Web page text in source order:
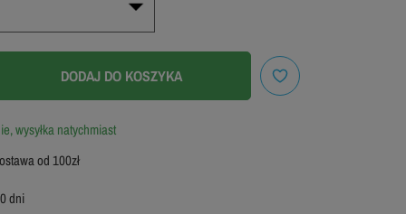
DODAJ DO KOSZYKA
wysyłka natychmiast
od 100zł
dni